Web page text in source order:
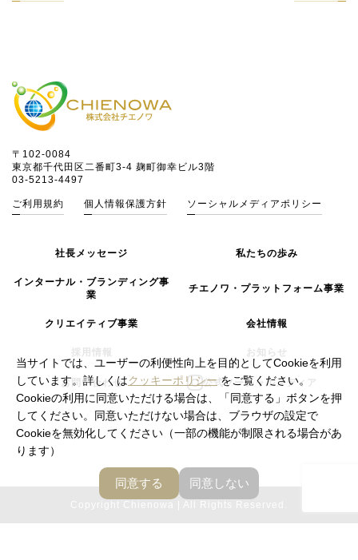
〒102-0084
東京都千代田区二番町3-4 麹町御幸ビル3階
03-5213-4497
ご利用規約 個人情報保護方針 ソーシャルメディアポリシー
社長メッセージ 私たちの歩み
インターナル・ブランディング事
業
チエノワ・プラットフォーム事業
クリエイティブ事業 会社情報
採用情報 お知らせ
お問い合わせ 公式ソーシャルメディア
当サイトでは、ユーザーの利便性向上を目的としてCookieを利用
しています。詳しくはクッキーポリシーをご覧ください。
Cookieの利用に同意いただける場合は、「同意する」ボタンを押
してください。同意いただけない場合は、ブラウザの設定で
Cookieを無効化してください（一部の機能が制限される場合があ
ります）
同意する 同意しない